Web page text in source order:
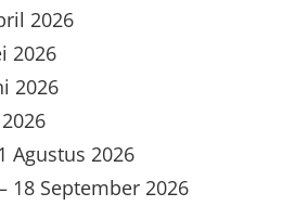
2026
2026
2026
Agustus 2026
18 September 2026